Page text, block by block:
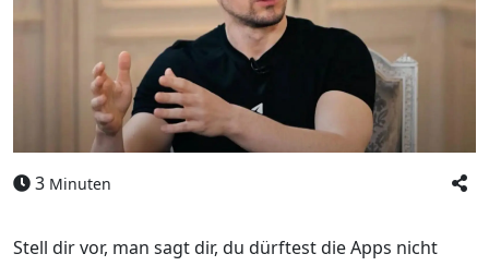
3 Minuten
Stell dir vor, man sagt dir, du dürftest die Apps nicht